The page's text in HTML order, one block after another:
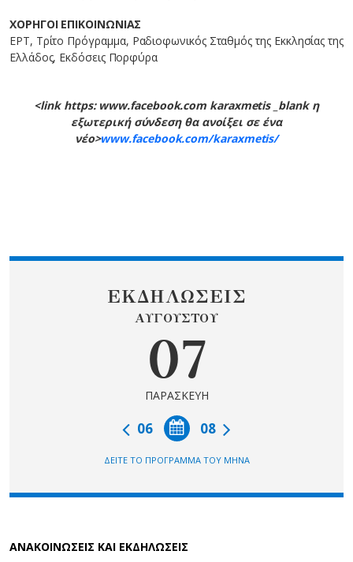
ΧΟΡΗΓΟΙ ΕΠΙΚΟΙΝΩΝΙΑΣ
ΕΡΤ, Τρίτο Πρόγραμμα, Ραδιοφωνικός Σταθμός της Εκκλησίας της
Ελλάδος, Εκδόσεις Πορφύρα
<link https: www.facebook.com karaxmetis _blank η
εξωτερική σύνδεση θα ανοίξει σε ένα
νέο>www.facebook.com/karaxmetis/
ΕΚΔΗΛΩΣΕΙΣ
ΑΥΓΟΥΣΤΟΥ
07
ΠΑΡΑΣΚΕΥΗ
08
06
ΔΕΙΤΕ ΤΟ ΠΡΟΓΡΑΜΜΑ ΤΟΥ ΜΗΝΑ
AΝΑΚΟΙΝΩΣΕΙΣ ΚΑΙ ΕΚΔΗΛΩΣΕΙΣ